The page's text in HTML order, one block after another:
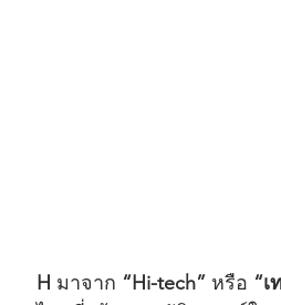
H มาจาก “Hi-tech” หรือ “